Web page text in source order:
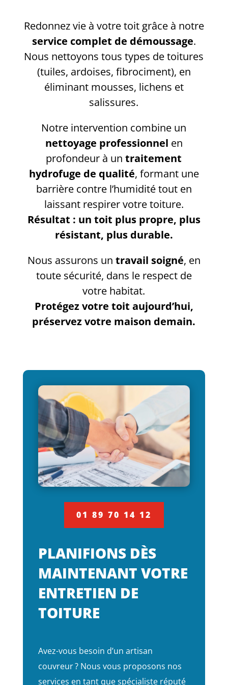
Redonnez vie à votre toit grâce à notre
service complet de démoussage.
Nous nettoyons tous types de toitures
(tuiles, ardoises, fibrociment), en
éliminant mousses, lichens et
salissures.
Notre intervention combine un
nettoyage professionnel en
profondeur à untraitement
hydrofuge de qualité, formant une
barrière contre l’humidité tout en
laissant respirer votre toiture.
Résultat : un toit plus propre, plus
résistant, plus durable.
Nous assurons un travail soigné, en
toute sécurité, dans le respect de
votre habitat.
Protégez votre toit aujourd’hui,
préservez votre maison demain.
01 89 70 14 12
PLANIFIONS DÈS
MAINTENANT VOTRE
ENTRETIEN DE
TOITURE
Avez-vous besoin d’un artisan
couvreur ? Nous vous proposons nos
services en tant que spécialiste réputé